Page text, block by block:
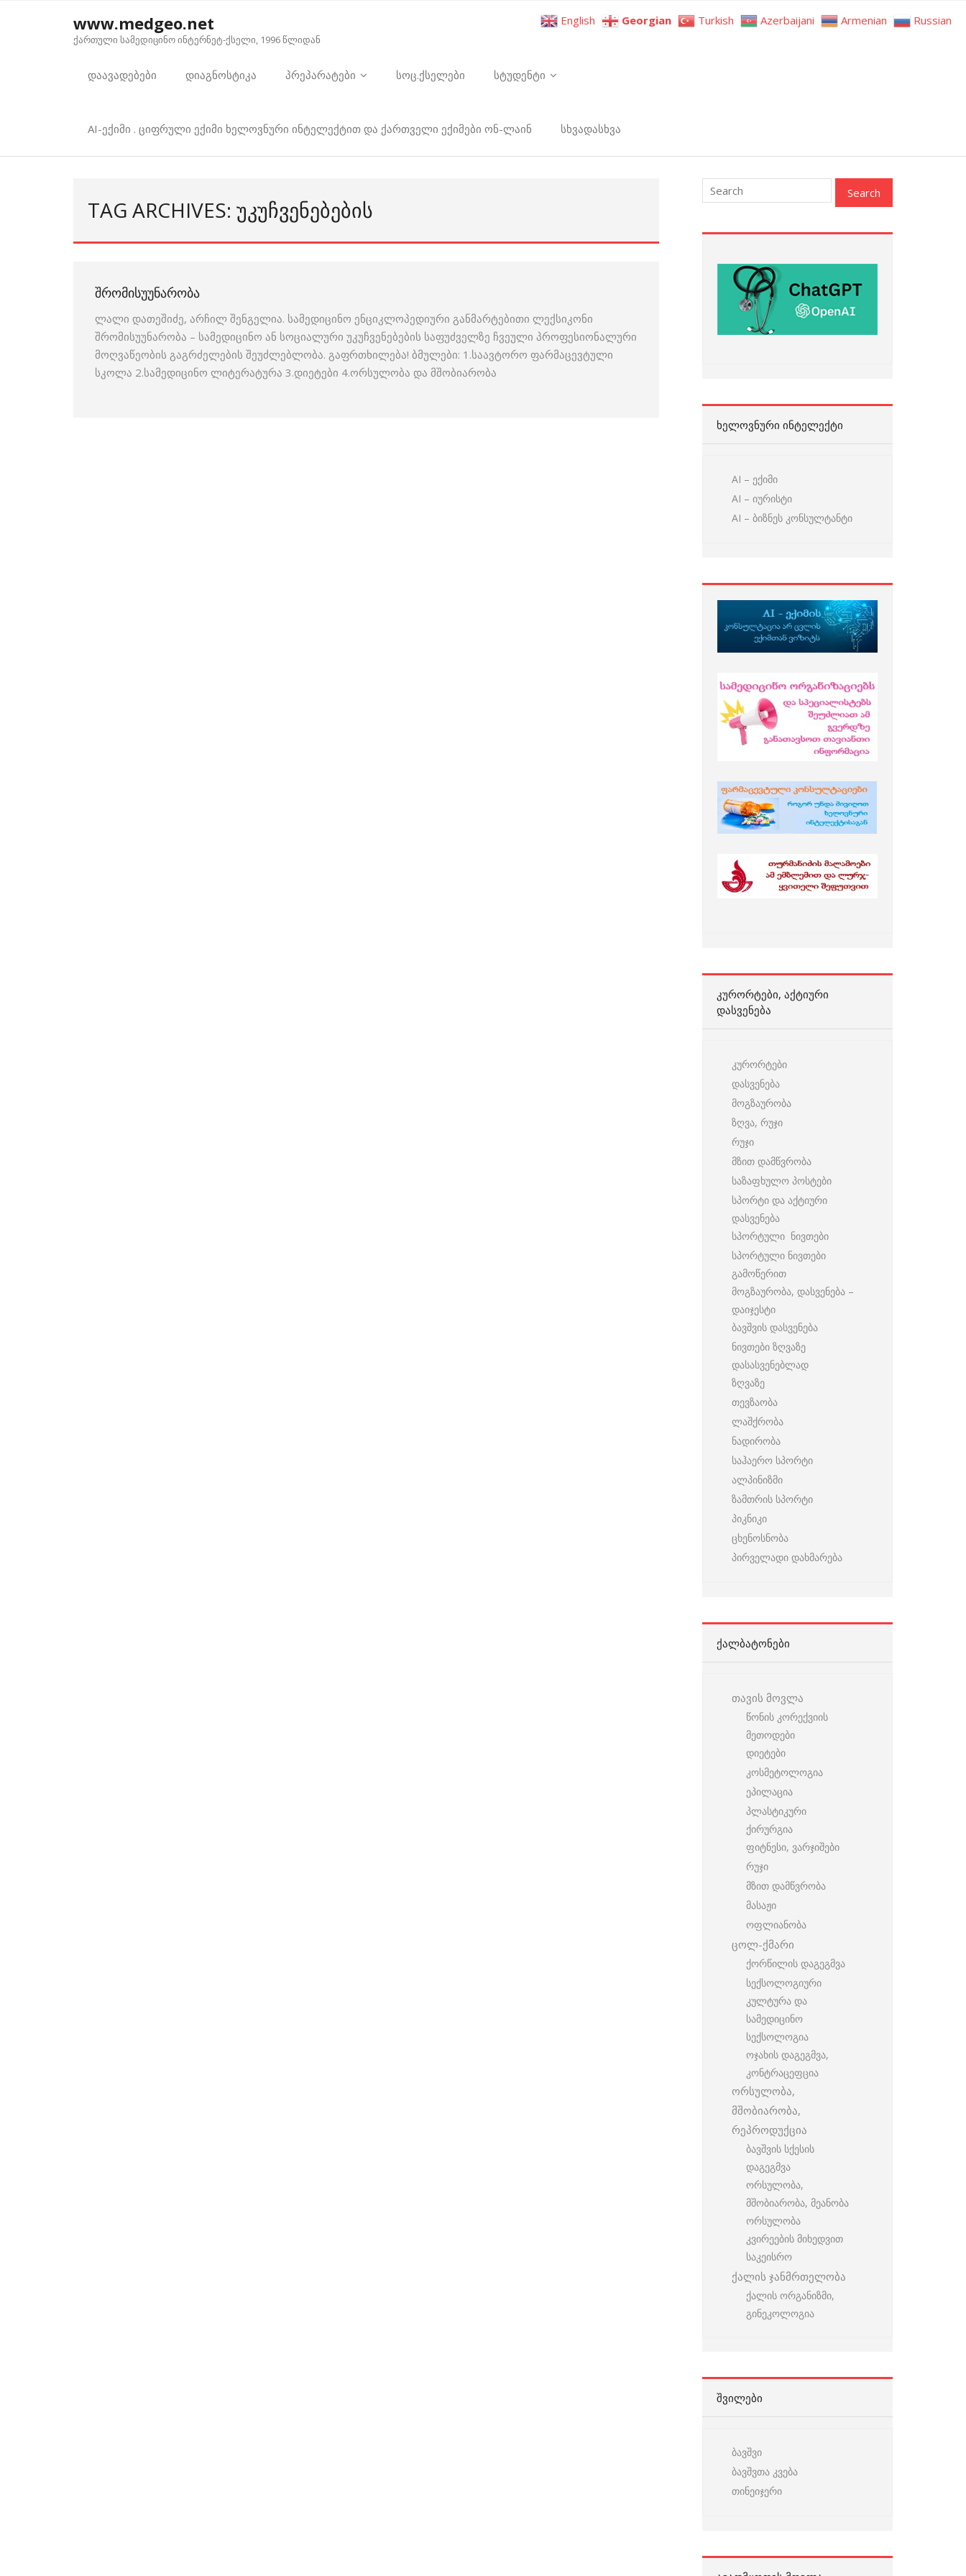
www.medgeo.net
ქართული სამედიცინო ინტერნეტ-ქსელი, 1996 წლიდან
დაავადებები დიაგნოსტიკა პრეპარატები სოც.ქსელები სტუდენტი
AI-ექიმი . ციფრული ექიმი ხელოვნური ინტელექტით და ქართველი ექიმები ონ-ლაინ სხვადასხვა
TAG ARCHIVES: ᲣᲙᲣᲩᲕᲔᲜᲔᲑᲔᲑᲘᲡ
ᲨᲠᲝᲛᲘᲡᲣᲣᲜᲐᲠᲝᲑᲐ
ლალი დათეშიძე, არჩილ შენგელია. სამედიცინო ენციკლოპედიური განმარტებითი ლექსიკონი
შრომისუუნარობა – სამედიცინო ან სოციალური უკუჩვენებების საფუძველზე ჩვეული პროფესიონალური
მოღვაწეობის გაგრძელების შეუძლებლობა. გაფრთხილება! ბმულები: 1.საავტორო ფარმაცევტული
სკოლა 2.სამედიცინო ლიტერატურა 3.დიეტები 4.ორსულობა და მშობიარობა
ᲮᲔᲚᲝᲕᲜᲣᲠᲘ ᲘᲜᲢᲔᲚᲔᲥᲢᲘ
AI – ექიმი
AI – იურისტი
AI – ბიზნეს კონსულტანტი
ᲙᲣᲠᲝᲠᲢᲔᲑᲘ, ᲐᲥᲢᲘᲣᲠᲘ
ᲓᲐᲡᲕᲔᲜᲔᲑᲐ
კურორტები
დასვენება
მოგზაურობა
ზღვა, რუჯი
რუჯი
მზით დამწვრობა
საზაფხულო პოსტები
სპორტი და აქტიური
დასვენება
სპორტული ნივთები
სპორტული ნივთები
გამოწერით
მოგზაურობა, დასვენება –
დაიჯესტი
ბავშვის დასვენება
ნივთები ზღვაზე
დასასვენებლად
ზღვაზე
თევზაობა
ლაშქრობა
ნადირობა
საჰაერო სპორტი
ალპინიზმი
ზამთრის სპორტი
პიკნიკი
ცხენოსნობა
პირველადი დახმარება
ᲥᲐᲚᲑᲐᲢᲝᲜᲔᲑᲘ
თავის მოვლა
წონის კორექვიის
მეთოდები
დიეტები
კოსმეტოლოგია
ეპილაცია
პლასტიკური
ქირურგია
ფიტნესი, ვარჯიშები
რუჯი
მზით დამწვრობა
მასაჟი
ოფლიანობა
ცოლ-ქმარი
ქორწილის დაგეგმვა
სექსოლოგიური
კულტურა და
სამედიცინო
სექსოლოგია
ოჯახის დაგეგმვა,
კონტრაცეფცია
ორსულობა,
მშობიარობა,
რეპროდუქცია
ბავშვის სქესის
დაგეგმვა
ორსულობა,
მშობიარობა, მეანობა
ორსულობა
კვირეების მიხედვით
საკეისრო
ქალის ჯანმრთელობა
ქალის ორგანიზმი,
გინეკოლოგია
ᲨᲕᲘᲚᲔᲑᲘ
ბავშვი
ბავშვთა კვება
თინეიჯერი
English Georgian Turkish Azerbaijani Armenian Russian